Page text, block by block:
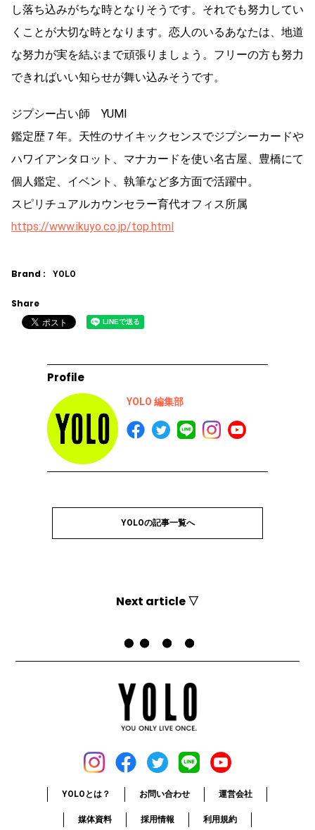
し落ち込みがちな時となりそうです。それでも努力してい
くことが大切な時となります。恋人のいるあなたは、地道
な努力が実を結ぶまで頑張りましょう。フリーの方も努力
できればいい知らせが舞い込みそうです。
ジプシー占い師 YUMI
鑑定歴７年。天性のサイキックセンスでジプシーカードや
ハワイアンタロット、マナカードを使い名古屋、豊橋にて
個人鑑定、イベント、執筆など多方面で活躍中。
スピリチュアルカウンセラー育代オフィス所属
https://www.ikuyo.co.jp/top.html
Brand : YOLO
Share
Profile
YOLO 編集部
YOLOの記事一覧へ
Next article ▽
疲れも脂肪もためない体に！良質な睡眠をとるためのエクササイズ